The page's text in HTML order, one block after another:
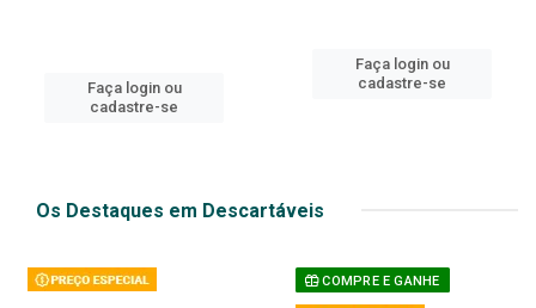
Faça login ou
cadastre-se
Faça login ou
cadastre-se
Os Destaques em Descartáveis
COMPRE E GANHE